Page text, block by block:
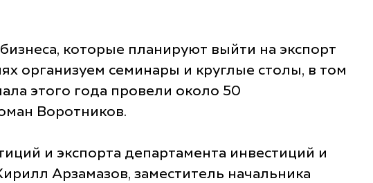
которые планируют выйти на экспорт
организуем семинары и круглые столы, в том
этого года провели около 50
Воротников.
и экспорта департамента инвестиций и
Арзамазов, заместитель начальника